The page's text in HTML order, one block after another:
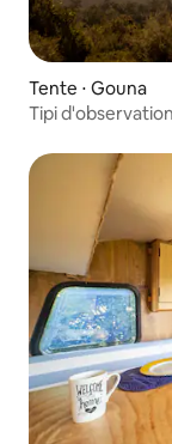
Tente ⋅ Gouna
Tipi